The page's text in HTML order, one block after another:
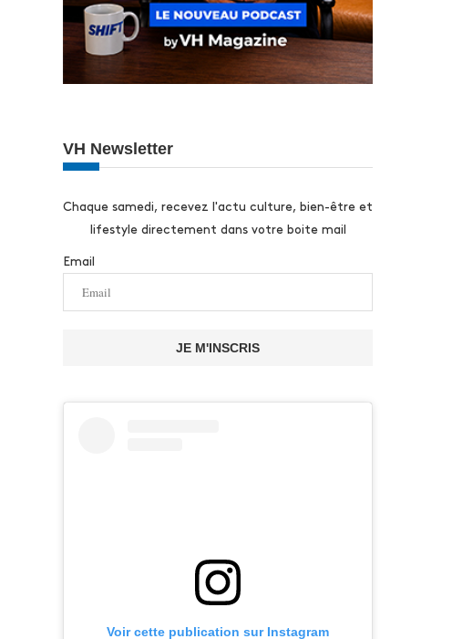
VH Newsletter
Chaque samedi, recevez l'actu culture, bien-être et
lifestyle directement dans votre boite mail
Email
JE M'INSCRIS
Voir cette publication sur Instagram